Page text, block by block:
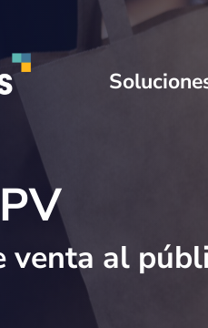
venta al